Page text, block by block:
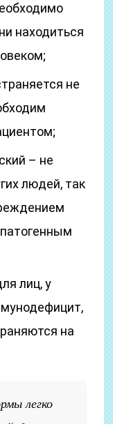
находиться
не
– не
людей, так
лиц, у
на
легко